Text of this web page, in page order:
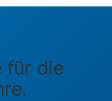
für die